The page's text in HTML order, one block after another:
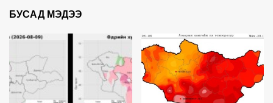
БУСАД МЭДЭЭ